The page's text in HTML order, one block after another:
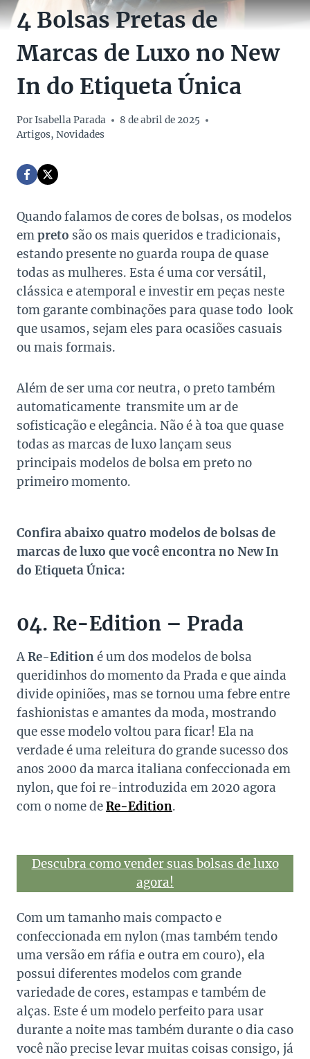
4 Bolsas Pretas de
Marcas de Luxo no New
In do Etiqueta Única
PorIsabella Parada
8 de abril de 2025
Artigos, Novidades
Quando falamos de cores de bolsas, os modelos
empreto são os mais queridos e tradicionais,
estando presente no guarda roupa de quase
todas as mulheres. Esta é uma cor versátil,
clássica e atemporal e investir em peças neste
tom garante combinações para quase todo look
que usamos, sejam eles para ocasiões casuais
ou mais formais.
Além de ser uma cor neutra, o preto também
automaticamente transmite um ar de
sofisticação e elegância. Não é à toa que quase
todas as marcas de luxo lançam seus
principais modelos de bolsa em preto no
primeiro momento.
Confira abaixo quatro modelos de bolsas de
marcas de luxo que você encontra no New In
do Etiqueta Única:
04. Re-Edition – Prada
ARe-Editioné um dos modelos de bolsa
queridinhos do momento da Prada e que ainda
divide opiniões, mas se tornou uma febre entre
fashionistas e amantes da moda, mostrando
que esse modelo voltou para ficar! Ela na
verdade é uma releitura do grande sucesso dos
anos 2000 da marca italiana confeccionada em
nylon, que foi re-introduzida em 2020 agora
com o nome deRe-Edition.
Descubra como vender suas bolsas de luxo
agora!
Com um tamanho mais compacto e
confeccionada em nylon (mas também tendo
uma versão em ráfia e outra em couro), ela
possui diferentes modelos com grande
variedade de cores, estampas e também de
alças. Este é um modelo perfeito para usar
durante a noite mas também durante o dia caso
você não precise levar muitas coisas consigo, já